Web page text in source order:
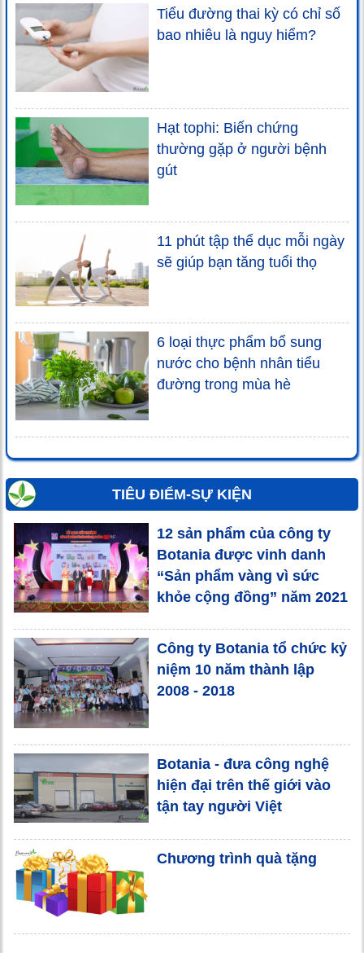
Tiểu đường thai kỳ có chỉ số
bao nhiêu là nguy hiểm?
Hạt tophi: Biến chứng
thường gặp ở người bệnh
gút
11 phút tập thể dục mỗi ngày
sẽ giúp bạn tăng tuổi thọ
6 loại thực phẩm bổ sung
nước cho bệnh nhân tiểu
đường trong mùa hè
TIÊU ĐIỂM-SỰ KIỆN
12 sản phẩm của công ty
Botania được vinh danh
“Sản phẩm vàng vì sức
khỏe cộng đồng” năm 2021
Công ty Botania tổ chức kỷ
niệm 10 năm thành lập
2008 - 2018
Botania - đưa công nghệ
hiện đại trên thế giới vào
tận tay người Việt
Chương trình quà tặng